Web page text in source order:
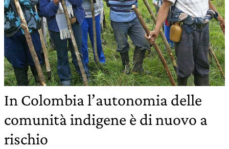
In Colombia l’autonomia delle
comunità indigene è di nuovo a
rischio